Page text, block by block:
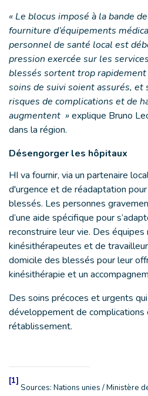
« Le blocus imposé à la bande
fourniture d’équipements
personnel de santé local est
pression exercée sur les
blessés sortent trop
soins de suivi soient assurés, et
risques de complications et de
augmentent »explique Bruno
dans la région.
Désengorger les hôpitaux
HI va fournir, via un partenaire
d'urgence et de réadaptation
blessés. Les personnes
d’une aide spécifique pour
reconstruire leur vie. Des
kinésithérapeutes et de
domicile des blessés pour leur
kinésithérapie et un
Des soins précoces et urgents
développement de complications
rétablissement.
[1]
Sources: Nations unies / Ministère